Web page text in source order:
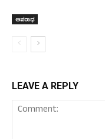
ಅಪರಾಧ
LEAVE A REPLY